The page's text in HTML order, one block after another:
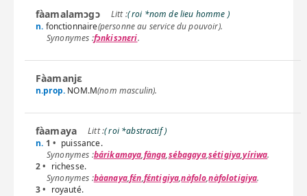
fàamalamɔgɔ
( roi *nom de lieu homme )
n. fonctionnaire(personne au service du pouvoir).
fɔnkisɔnɛri.
Fàamanjɛ
n.prop. NOM.M(nom masculin).
fàamaya
( roi *abstractif )
n. 1 • puissance.
bárikamaya,fànga,sébagaya,sétigiya,yíriwa.
2 • richesse.
bàanaya,fɛ́n,fɛ́ntigiya,nàfolo,nàfolotigiya.
3 • royauté.